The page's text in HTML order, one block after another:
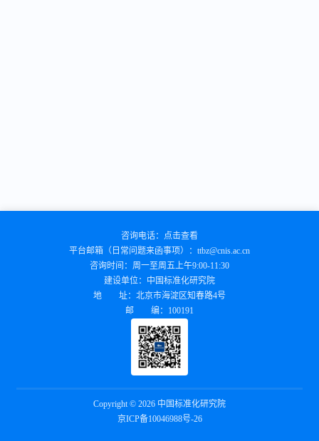
建设单位： 中国标准化研究院
地 址： 北京市海淀区知春路4号
邮 编： 100191
咨询电话： 点击查看
平台邮箱（日常问题来函事项）： ttbz@cnis.ac.cn
咨询时间： 周一至周五上午9:00-11:30
Copyright © 2026 中国标准化研究院
京ICP备10046988号-26